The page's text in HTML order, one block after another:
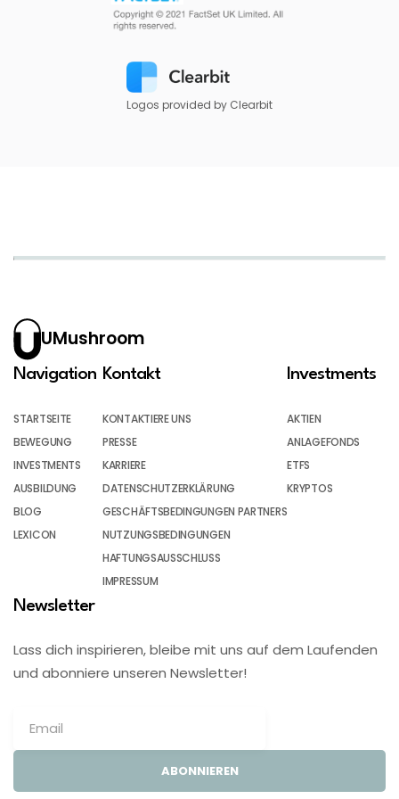
Logos provided by Clearbit
UMushroom
Navigation
STARTSEITE
BEWEGUNG
INVESTMENTS
AUSBILDUNG
BLOG
LEXICON
Kontakt
KONTAKTIERE UNS
PRESSE
KARRIERE
DATENSCHUTZERKLÄRUNG
GESCHÄFTSBEDINGUNGEN PARTNERS
NUTZUNGSBEDINGUNGEN
HAFTUNGSAUSSCHLUSS
IMPRESSUM
Investments
AKTIEN
ANLAGEFONDS
ETFS
KRYPTOS
Newsletter
Lass dich inspirieren, bleibe mit uns auf dem Laufenden
und abonniere unseren Newsletter!
ABONNIEREN